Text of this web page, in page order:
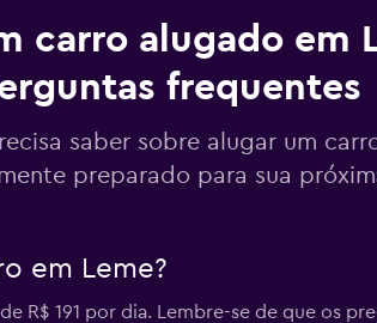
Ver preços
carro alugado em
frequentes
saber sobre alugar um
preparado para sua
em Leme?
R$ 191 por dia. Lembre-se de que os